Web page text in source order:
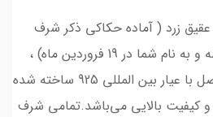
زرد ( آماده حکاکی ذکر شرف
الشمس با کلیه آداب مربوطه و به نام شما در 19 فروردین ماه) ،
فریم این نیم ست از نقره اصل با عیار بین المللی 925 ساخته شده
و کیفیت بالایی می‌باشد.تمامی شرف